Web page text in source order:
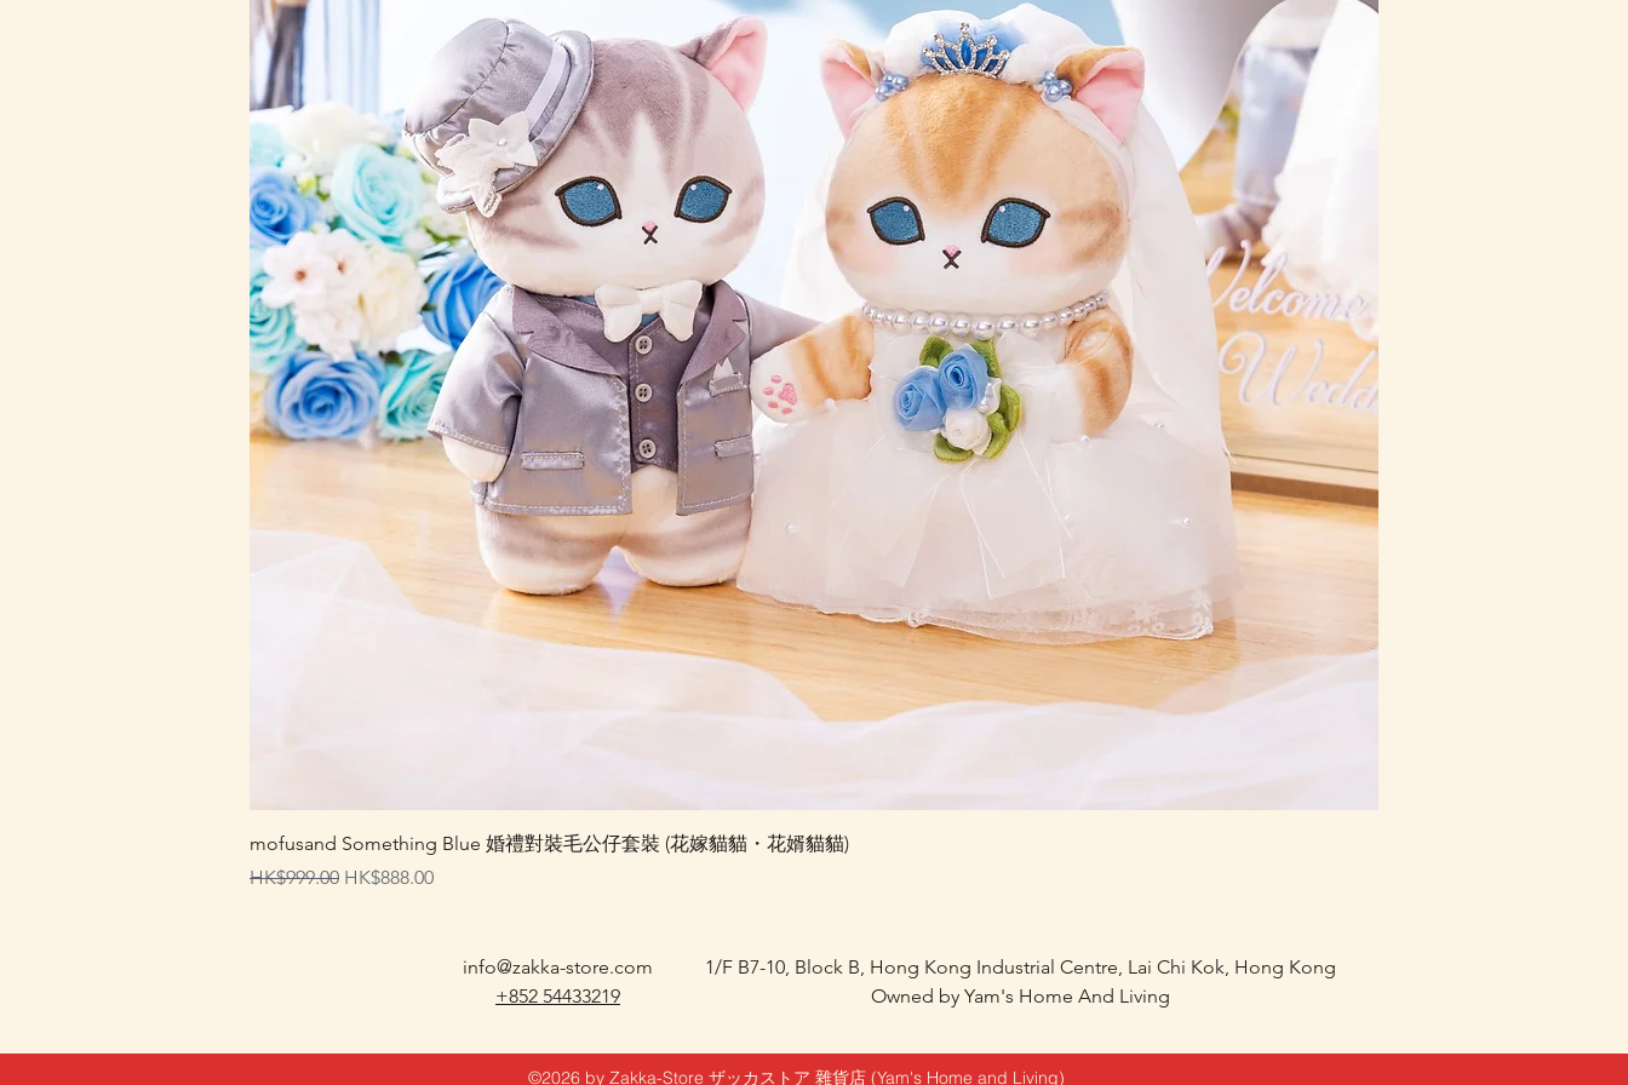
快速瀏覽
mofusand Something Blue 婚禮對裝毛公仔套裝 (花嫁貓貓・花婿貓貓)
一般價格
HK$999.00 促銷價格
HK$888.00
info@zakka-store.com
+852 54433219
1/F B7-10, Block B, Hong Kong Industrial Centre, Lai Chi Kok, Hong Kong
Owned by Yam's Home And Living
©2026 by Zakka-Store ザッカストア 雜貨店 (Yam's Home and Living)